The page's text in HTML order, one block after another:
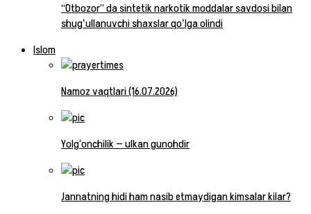
“Otbozor” da sintetik narkotik moddalar savdosi bilan
shugʻullanuvchi shaxslar qoʻlga olindi
Islom
Namoz vaqtlari (16.07.2026)
Yolg‘onchilik — ulkan gunohdir
Jannatning hidi ham nasib etmaydigan kimsalar kilar?